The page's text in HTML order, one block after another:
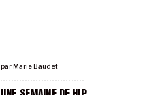
parMarie Baudet